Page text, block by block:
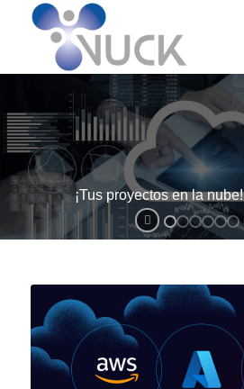
¡Tus proyectos en la nube!